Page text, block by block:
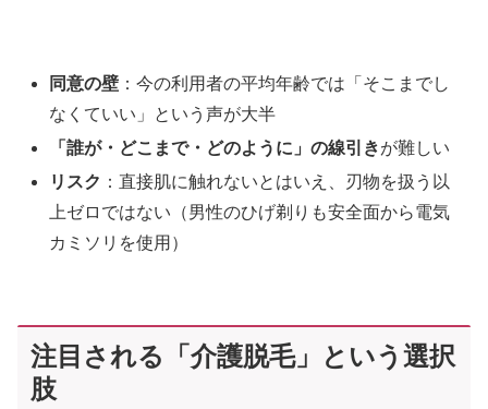
同意の壁 ：今の利用者の平均年齢では「そこまでし
なくていい」という声が大半
「誰が・どこまで・どのように」の線引きが難しい
リスク ：直接肌に触れないとはいえ、刃物を扱う以
上ゼロではない（男性のひげ剃りも安全面から電気
カミソリを使用）
注目される「介護脱毛」という選択
肢